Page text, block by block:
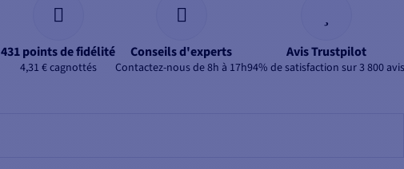
431 points de fidélité
4,31 € cagnottés
Conseils d'experts
Contactez-nous de 8h à 17h
Avis Trustpilot
94% de satisfaction sur 3 800 avis